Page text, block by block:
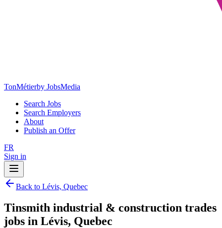
TonMétierby JobsMedia
Search Jobs
Search Employers
About
Publish an Offer
FR
Sign in
Back to Lévis, Quebec
Tinsmith industrial & construction trades
jobs in Lévis, Quebec